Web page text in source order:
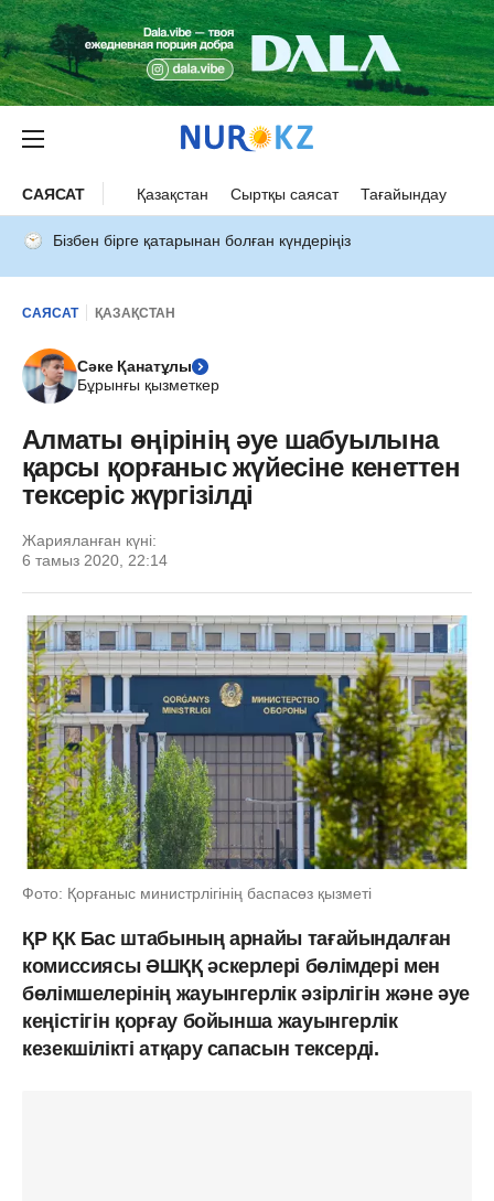
САЯСАТ Қазақстан Сыртқы саясат Тағайындау
Бізбен бірге қатарынан болған күндеріңіз
САЯСАТ ҚАЗАҚСТАН
Сәке Қанатұлы
Бұрынғы қызметкер
Алматы өңірінің әуе шабуылына
қарсы қорғаныс жүйесіне кенеттен
тексеріс жүргізілді
Жарияланған күні:
6 тамыз 2020, 22:14
Фото: Қорғаныс министрлігінің баспасөз қызметі
ҚР ҚК Бас штабының арнайы тағайындалған
комиссиясы ӘШҚҚ әскерлері бөлімдері мен
бөлімшелерінің жауынгерлік әзірлігін және әуе
кеңістігін қорғау бойынша жауынгерлік
кезекшілікті атқару сапасын тексерді.